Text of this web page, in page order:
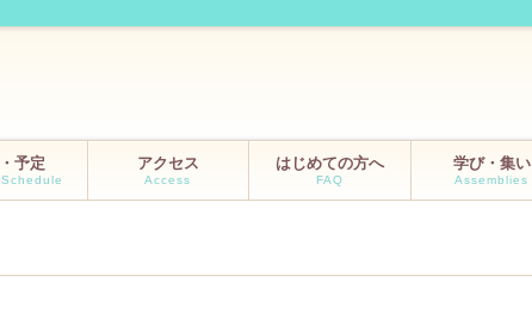
予定 アクセス
Access
はじめての方へ
FAQ
学び・集い
Assemblies